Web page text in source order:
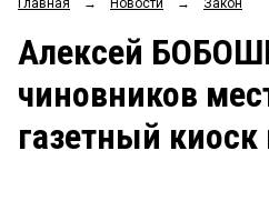
ОБЩЕСТВО
ЗАКОН
Алексей
чиновников
газетный